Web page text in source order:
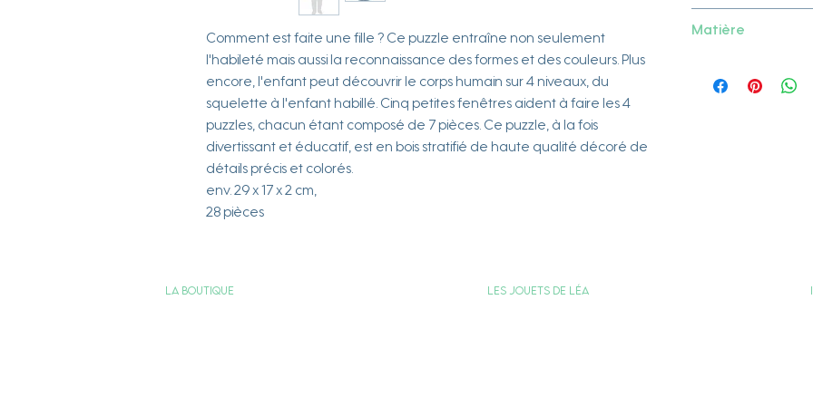
Comment est faite une fille ? Ce puzzle entraîne non seulement
l'habileté mais aussi la reconnaissance des formes et des couleurs. Plus
encore, l'enfant peut découvrir le corps humain sur 4 niveaux, du
squelette à l'enfant habillé. Cinq petites fenêtres aident à faire les 4
puzzles, chacun étant composé de 7 pièces. Ce puzzle, à la fois
divertissant et éducatif, est en bois stratifié de haute qualité décoré de
détails précis et colorés.
env. 29 x 17 x 2 cm,
28 pièces
Matière
La boutique Les jouets de Léa